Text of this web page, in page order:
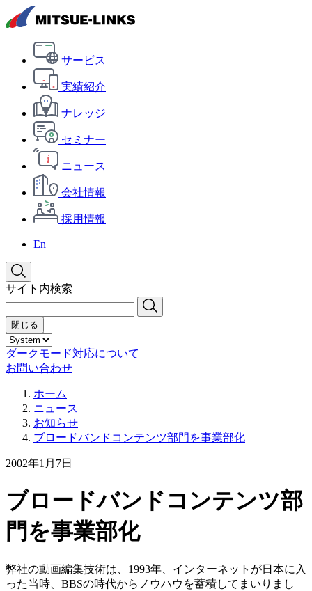
サービス
実績紹介
ナレッジ
セミナー
ニュース
会社情報
採用情報
En
サイト内検索
閉じる
ダークモード対応について
お問い合わせ
ホーム
ニュース
お知らせ
ブロードバンドコンテンツ部門を事業部化
2002年1月7日
ブロードバンドコンテンツ部
門を事業部化
弊社の動画編集技術は、1993年、インターネットが日本に入
った当時、BBSの時代からノウハウを蓄積してまいりまし